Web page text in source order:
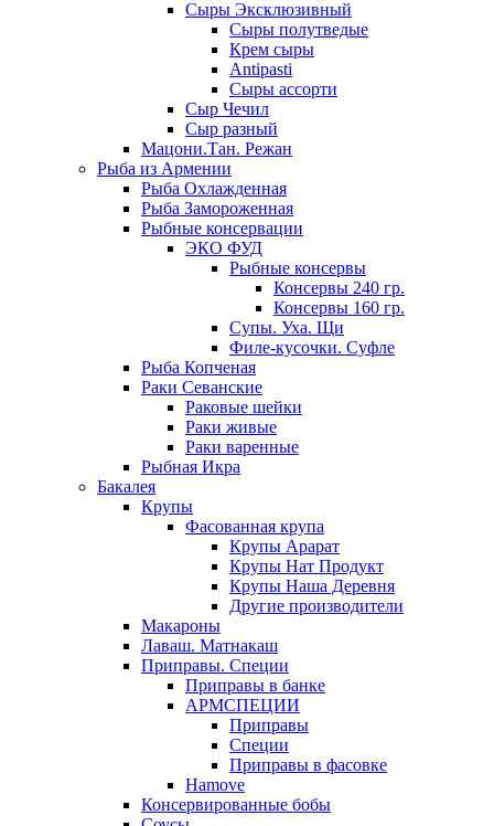
Сыры Эксклюзивный
Сыры полутведые
Крем сыры
Antipasti
Сыры ассорти
Сыр Чечил
Сыр разный
Мацони.Тан. Режан
Рыба из Армении
Рыба Охлажденная
Рыба Замороженная
Рыбные консервации
ЭКО ФУД
Рыбные консервы
Консервы 240 гр.
Консервы 160 гр.
Супы. Уха. Щи
Филе-кусочки. Суфле
Рыба Копченая
Раки Севанские
Раковые шейки
Раки живые
Раки варенные
Рыбная Икра
Бакалея
Крупы
Фасованная крупа
Крупы Арарат
Крупы Нат Продукт
Крупы Наша Деревня
Другие производители
Макароны
Лаваш. Матнакаш
Приправы. Специи
Приправы в банке
АРМСПЕЦИИ
Приправы
Специи
Приправы в фасовке
Hamove
Консервированные бобы